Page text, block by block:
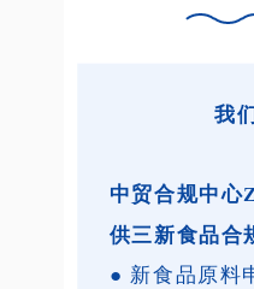
我
中贸合规中
供三新食品合
● 新食品原料